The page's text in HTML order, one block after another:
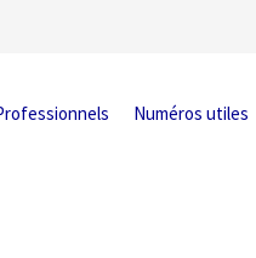
Numéros utiles